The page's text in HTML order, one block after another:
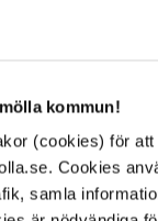
kommun!
(cookies) för att
Cookies
samla
ett 40-tal
ska ha
och
åren, säger